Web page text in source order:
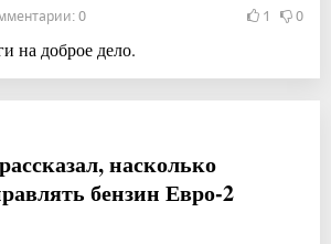
0 1 0
на доброе дело.
насколько
бензин Евро-2